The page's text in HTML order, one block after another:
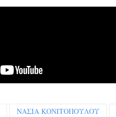
ΝΑΣΙΑ ΚΟΝΙΤΟΠΟΥΛΟΥ